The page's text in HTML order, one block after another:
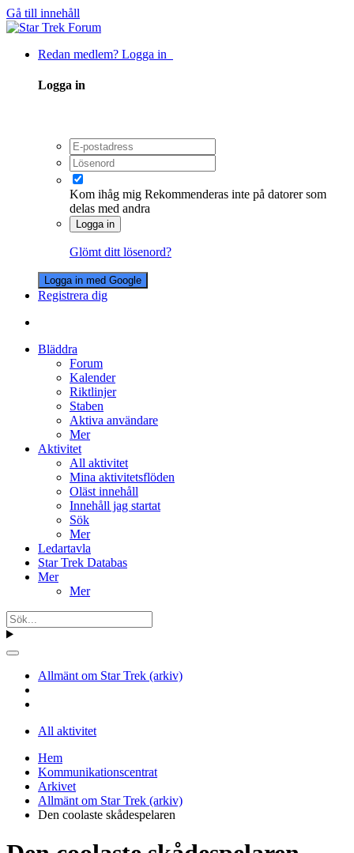
Gå till innehåll
Redan medlem? Logga in
Logga in
Kom ihåg mig Rekommenderas inte på datorer som
delas med andra
Logga in
Glömt ditt lösenord?
Logga in med Google
Registrera dig
Bläddra
Forum
Kalender
Riktlinjer
Staben
Aktiva användare
Mer
Aktivitet
All aktivitet
Mina aktivitetsflöden
Oläst innehåll
Innehåll jag startat
Sök
Mer
Ledartavla
Star Trek Databas
Mer
Mer
Allmänt om Star Trek (arkiv)
All aktivitet
Hem
Kommunikationscentrat
Arkivet
Allmänt om Star Trek (arkiv)
Den coolaste skådespelaren